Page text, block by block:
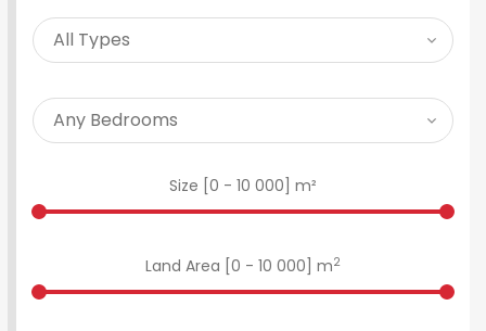
Size [ 0 - 10 000 ] m²
Land Area [ 0 - 10 000 ] m2